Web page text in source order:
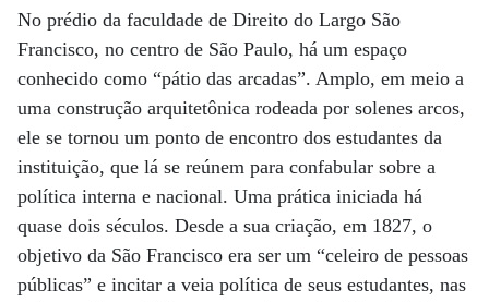
No prédio da faculdade de Direito do Largo São
Francisco, no centro de São Paulo, há um espaço
conhecido como “pátio das arcadas”. Amplo, em meio a
uma construção arquitetônica rodeada por solenes arcos,
ele se tornou um ponto de encontro dos estudantes da
instituição, que lá se reúnem para confabular sobre a
política interna e nacional. Uma prática iniciada há
quase dois séculos. Desde a sua criação, em 1827, o
objetivo da São Francisco era ser um “celeiro de pessoas
públicas” e incitar a veia política de seus estudantes, nas